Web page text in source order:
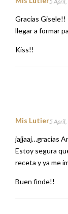
Gracias
llegar a formar
Kiss!!
Mis Lutier5
jajjaaj…gracias
Estoy segura
receta y ya me
Buen finde!!